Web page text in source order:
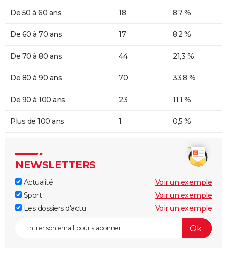
De 50 à 60 ans 18 8,7 %
De 60 à 70 ans 17 8,2 %
De 70 à 80 ans 44 21,3 %
De 80 à 90 ans 70 33,8 %
De 90 à 100 ans 23 11,1 %
Plus de 100 ans 1 0,5 %
NEWSLETTERS
Actualité
Voir un exemple
Sport
Voir un exemple
Les dossiers d'actu
Voir un exemple